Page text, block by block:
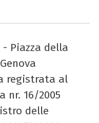
Piazza della
registrata al
nr. 16/2005
delle